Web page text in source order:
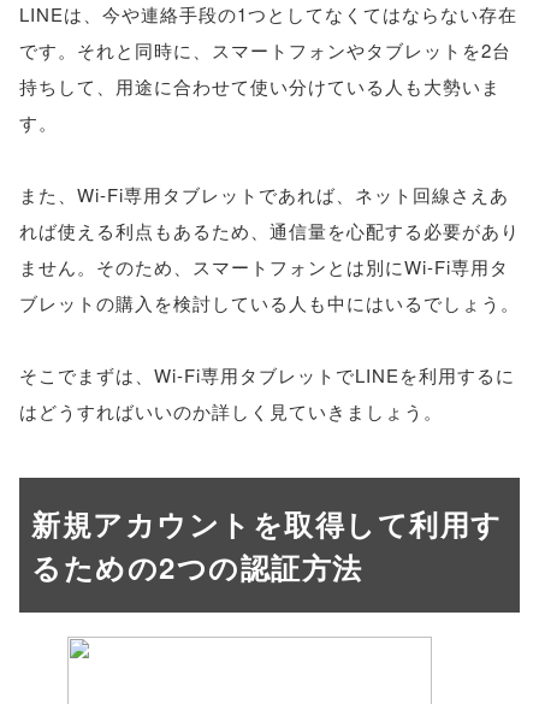
LINEは、今や連絡手段の1つとしてなくてはならない存在
です。それと同時に、スマートフォンやタブレットを2台
持ちして、用途に合わせて使い分けている人も大勢いま
す。
また、Wi-Fi専用タブレットであれば、ネット回線さえあ
れば使える利点もあるため、通信量を心配する必要があり
ません。そのため、スマートフォンとは別にWi-Fi専用タ
ブレットの購入を検討している人も中にはいるでしょう。
そこでまずは、Wi-Fi専用タブレットでLINEを利用するに
はどうすればいいのか詳しく見ていきましょう。
新規アカウントを取得して利用す
るための2つの認証方法